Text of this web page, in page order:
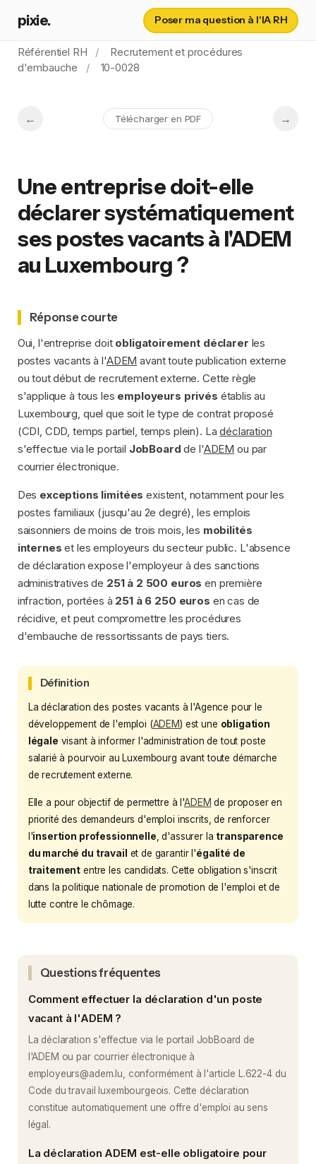
pixie. Poser ma question à l'IA RH
Référentiel RH
Recrutement et procédures
d'embauche
10-0028
Télécharger en PDF
Une entreprise doit-elle
déclarer systématiquement
ses postes vacants à l'ADEM
au Luxembourg ?
Réponse courte
Oui, l'entreprise doit obligatoirement déclarer les
postes vacants à l'ADEM avant toute publication externe
ou tout début de recrutement externe. Cette règle
s'applique à tous les employeurs privés établis au
Luxembourg, quel que soit le type de contrat proposé
(CDI, CDD, temps partiel, temps plein). Ladéclaration
s'effectue via le portail JobBoard de l'ADEM ou par
courrier électronique.
Des exceptions limitées existent, notamment pour les
postes familiaux (jusqu'au 2e degré), les emplois
saisonniers de moins de trois mois, les mobilités
internes et les employeurs du secteur public. L'absence
de déclaration expose l'employeur à des sanctions
administratives de 251 à 2 500 euros en première
infraction, portées à 251 à 6 250 euros en cas de
récidive, et peut compromettre les procédures
d'embauche de ressortissants de pays tiers.
Définition
La déclaration des postes vacants à l'Agence pour le
développement de l'emploi (ADEM) est une obligation
légale visant à informer l'administration de tout poste
salarié à pourvoir au Luxembourg avant toute démarche
de recrutement externe.
Elle a pour objectif de permettre à l'ADEM de proposer en
priorité des demandeurs d'emploi inscrits, de renforcer
l'insertion professionnelle , d'assurer la transparence
du marché du travail et de garantir l'égalité de
traitement entre les candidats. Cette obligation s'inscrit
dans la politique nationale de promotion de l'emploi et de
lutte contre le chômage.
Questions fréquentes
Comment effectuer la déclaration d'un poste
vacant à l'ADEM ?
La déclaration s'effectue via le portail JobBoard de
l'ADEM ou par courrier électronique à
employeurs@adem.lu, conformément à l'article L.622-4 du
Code du travail luxembourgeois. Cette déclaration
constitue automatiquement une offre d'emploi au sens
légal.
La déclaration ADEM est-elle obligatoire pour